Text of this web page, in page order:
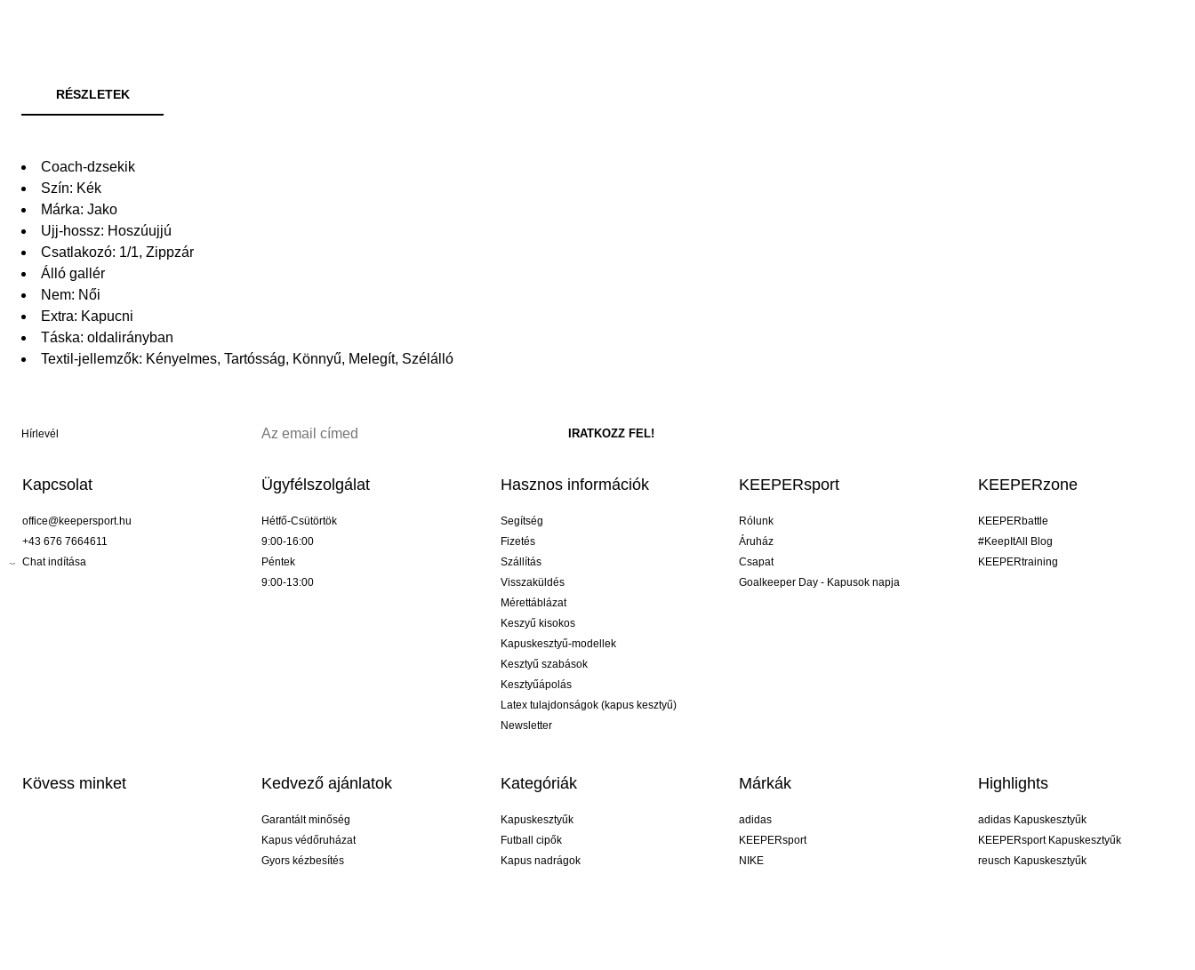
RÉSZLETEK
Coach-dzsekik
Szín: Kék
Márka: Jako
Ujj-hossz: Hoszúujjú
Csatlakozó: 1/1, Zippzár
Álló gallér
Nem: Női
Extra: Kapucni
Táska: oldalirányban
Textil-jellemzők: Kényelmes, Tartósság, Könnyű, Melegít, Szélálló
Hírlevél
Kapcsolat
office@keepersport.hu
+43 676 7664611
Chat indítása
Ügyfélszolgálat
Hétfő-Csütörtök
9:00-16:00
Péntek
9:00-13:00
Hasznos információk
Segítség
Fizetés
Szállítás
Visszaküldés
Mérettáblázat
Keszyű kisokos
Kapuskesztyű-modellek
Kesztyű szabások
Kesztyűápolás
Latex tulajdonságok (kapus kesztyű)
Newsletter
KEEPERsport
Rólunk
Áruház
Csapat
Goalkeeper Day - Kapusok napja
KEEPERzone
KEEPERbattle
#KeepItAll Blog
KEEPERtraining
Kövess minket Kedvező ajánlatok
Garantált minőség
Kapus védőruházat
Gyors kézbesítés
Kategóriák
Kapuskesztyűk
Futball cipők
Kapus nadrágok
Márkák
adidas
KEEPERsport
NIKE
Highlights
adidas Kapuskesztyűk
KEEPERsport Kapuskesztyűk
reusch Kapuskesztyűk